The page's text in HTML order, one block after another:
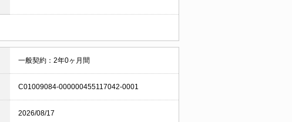
一般契約：2年0ヶ月間
C01009084-000000455117042-0001
2026/08/17